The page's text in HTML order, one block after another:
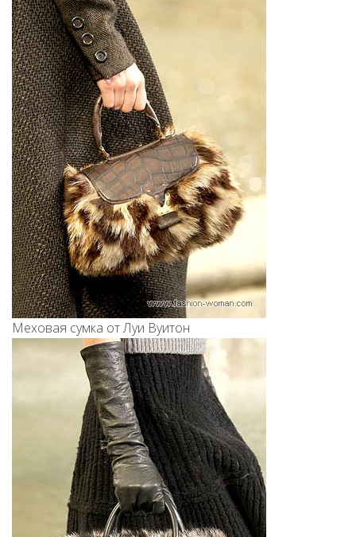
Меховая сумка от Луи Вуитон